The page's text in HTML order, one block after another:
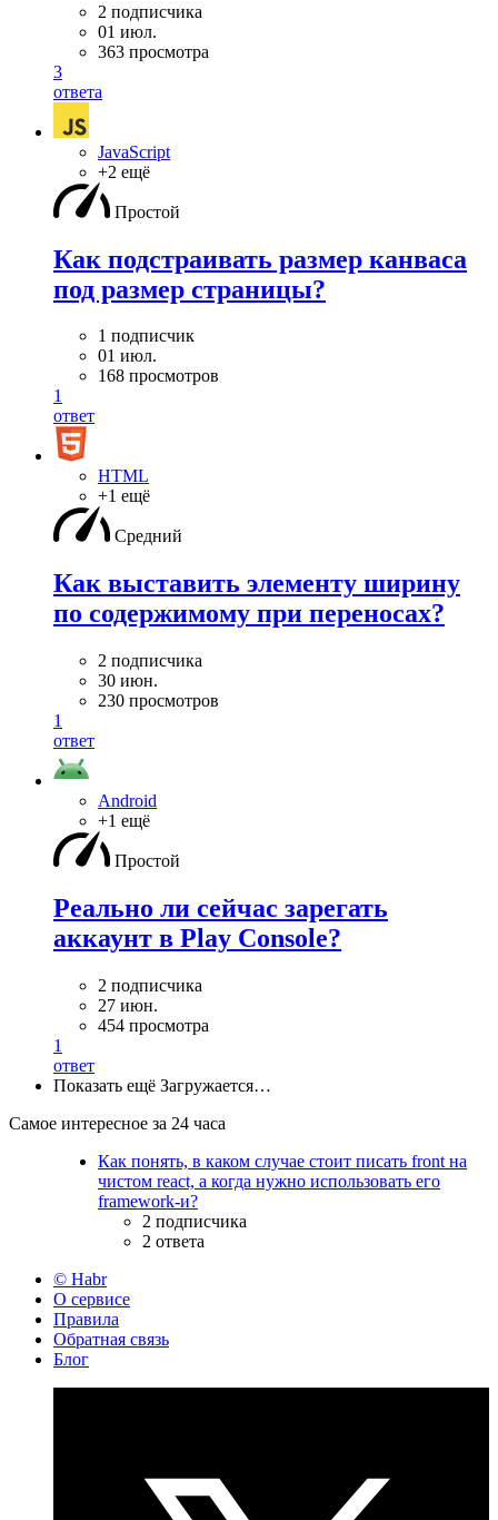
2 подписчика
01 июл.
363 просмотра
3
ответа
JavaScript
+2 ещё
Простой
Как подстраивать размер канваса
под размер страницы?
1 подписчик
01 июл.
168 просмотров
1
ответ
HTML
+1 ещё
Средний
Как выставить элементу ширину
по содержимому при переносах?
2 подписчика
30 июн.
230 просмотров
1
ответ
Android
+1 ещё
Простой
Реально ли сейчас зарегать
аккаунт в Play Console?
2 подписчика
27 июн.
454 просмотра
1
ответ
Показать ещё Загружается…
Самое интересное за 24 часа
Как понять, в каком случае стоит писать front на
чистом react, а когда нужно использовать его
framework-и?
2 подписчика
2 ответа
© Habr
О сервисе
Правила
Обратная связь
Блог